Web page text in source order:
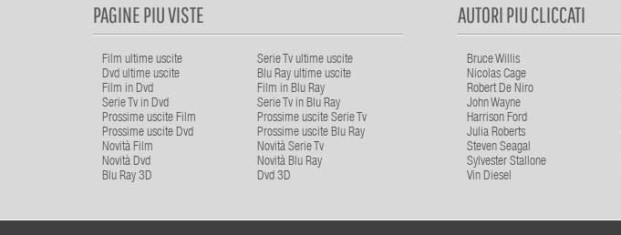
PAGINE PIU VISTE
Film ultime uscite
Serie Tv ultime uscite
Dvd ultime uscite
Blu Ray ultime uscite
Film in Dvd
Film in Blu Ray
Serie Tv in Dvd
Serie Tv in Blu Ray
Prossime uscite Film
Prossime uscite Serie Tv
Prossime uscite Dvd
Prossime uscite Blu Ray
Novità Film
Novità Serie Tv
Novità Dvd
Novità Blu Ray
Blu Ray 3D
Dvd 3D
AUTORI PIU CLICCATI
Bruce Willis
Nicolas Cage
Robert De Niro
John Wayne
Harrison Ford
Julia Roberts
Steven Seagal
Sylvester Stallone
Vin Diesel